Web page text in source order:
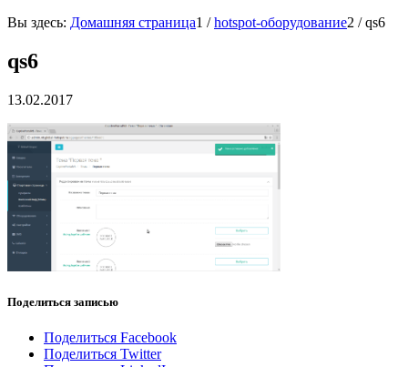
Вы здесь: Домашняя страница1 / hotspot-оборудование2 / qs6
qs6
13.02.2017
Поделиться записью
Поделиться Facebook
Поделиться Twitter